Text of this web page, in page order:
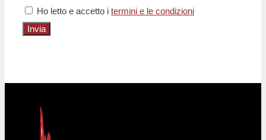
Ho letto e accetto i termini e le condizioni
Invia